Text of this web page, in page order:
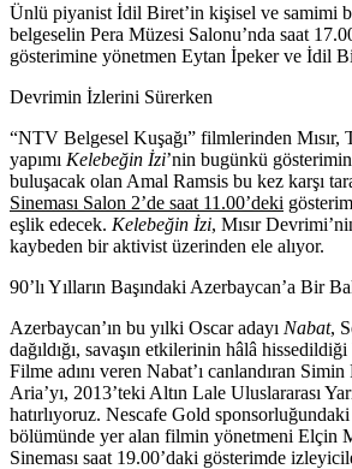
Ünlü piyanist İdil Biret’in kişisel ve samimi
belgeselin Pera Müzesi Salonu’nda saat
gösterimine yönetmen Eytan İpekerve İdil
Devrimin İzlerini Sürerken
“NTV Belgesel Kuşağı” filmlerinden Mısır,
yapımı Kelebeğin İzi’nin bugünkü
buluşacak olan Amal Ramsis bu kez karşı
Sineması Salon 2’de saat 11.00’deki
eşlik edecek. Kelebeğin İzi, Mısır
kaybeden bir aktivist üzerinden ele alıyor.
90’lı Yılların Başındaki Azerbaycan’a Bir
Azerbaycan’ın bu yılki Oscar adayı Nabat,
dağıldığı, savaşın etkilerinin hâlâ
Filme adını veren Nabat’ı canlandıran Simin
Aria’yı, 2013’teki Altın Lale Uluslararası
hatırlıyoruz. Nescafe Gold
bölümünde yer alan filmin yönetmeni Elçin
Sineması saat 19.00’daki gösterimde